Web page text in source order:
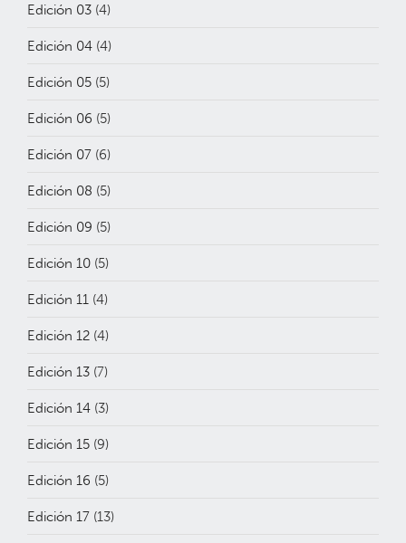
Edición 03 (4)
Edición 04 (4)
Edición 05 (5)
Edición 06 (5)
Edición 07 (6)
Edición 08 (5)
Edición 09 (5)
Edición 10 (5)
Edición 11 (4)
Edición 12 (4)
Edición 13 (7)
Edición 14 (3)
Edición 15 (9)
Edición 16 (5)
Edición 17 (13)